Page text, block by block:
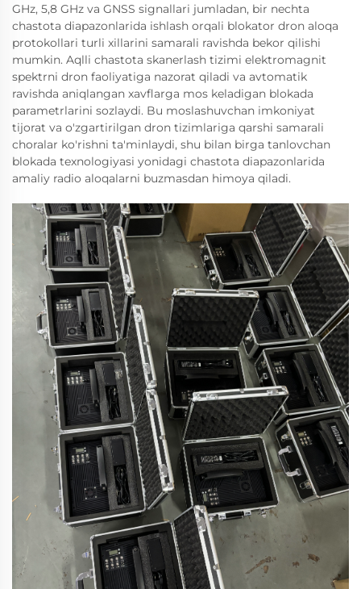
GHz, 5,8 GHz va GNSS signallari jumladan, bir nechta
chastota diapazonlarida ishlash orqali blokator dron aloqa
protokollari turli xillarini samarali ravishda bekor qilishi
mumkin. Aqlli chastota skanerlash tizimi elektromagnit
spektrni dron faoliyatiga nazorat qiladi va avtomatik
ravishda aniqlangan xavflarga mos keladigan blokada
parametrlarini sozlaydi. Bu moslashuvchan imkoniyat
tijorat va o'zgartirilgan dron tizimlariga qarshi samarali
choralar ko'rishni ta'minlaydi, shu bilan birga tanlovchan
blokada texnologiyasi yonidagi chastota diapazonlarida
amaliy radio aloqalarni buzmasdan himoya qiladi.